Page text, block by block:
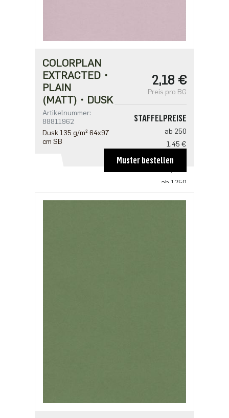
COLORPLAN
EXTRACTED・
PLAIN
(MATT)・DUSK
Artikelnummer:
88811962
Dusk 135 g/m² 64x97
cm SB
2,18 €
Preis pro BG
STAFFELPREISE
ab 250
1,45 €
ab 500
ab 1250
Muster bestellen